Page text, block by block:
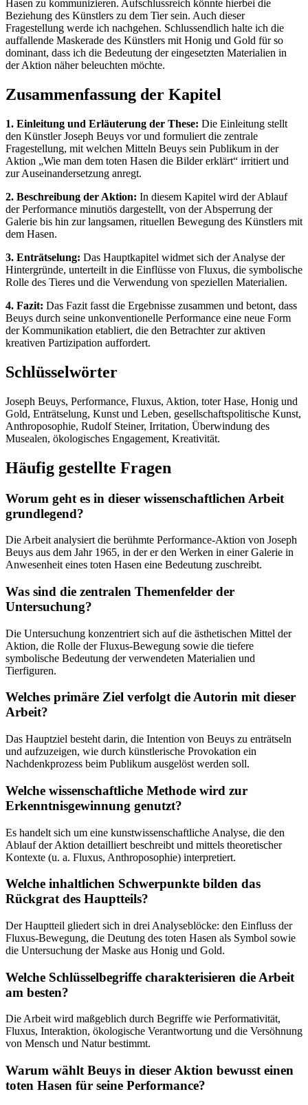
Hasen zu kommunizieren. Aufschlussreich könnte hierbei die
Beziehung des Künstlers zu dem Tier sein. Auch dieser
Fragestellung werde ich nachgehen. Schlussendlich halte ich die
auffallende Maskerade des Künstlers mit Honig und Gold für so
dominant, dass ich die Bedeutung der eingesetzten Materialien in
der Aktion näher beleuchten möchte.
Zusammenfassung der Kapitel
1. Einleitung und Erläuterung der These: Die Einleitung stellt
den Künstler Joseph Beuys vor und formuliert die zentrale
Fragestellung, mit welchen Mitteln Beuys sein Publikum in der
Aktion „Wie man dem toten Hasen die Bilder erklärt“ irritiert und
zur Auseinandersetzung anregt.
2. Beschreibung der Aktion: In diesem Kapitel wird der Ablauf
der Performance minutiös dargestellt, von der Absperrung der
Galerie bis hin zur langsamen, rituellen Bewegung des Künstlers mit
dem Hasen.
3. Enträtselung: Das Hauptkapitel widmet sich der Analyse der
Hintergründe, unterteilt in die Einflüsse von Fluxus, die symbolische
Rolle des Tieres und die Verwendung von speziellen Materialien.
4. Fazit: Das Fazit fasst die Ergebnisse zusammen und betont, dass
Beuys durch seine unkonventionelle Performance eine neue Form
der Kommunikation etabliert, die den Betrachter zur aktiven
kreativen Partizipation auffordert.
Schlüsselwörter
Joseph Beuys, Performance, Fluxus, Aktion, toter Hase, Honig und
Gold, Enträtselung, Kunst und Leben, gesellschaftspolitische Kunst,
Anthroposophie, Rudolf Steiner, Irritation, Überwindung des
Musealen, ökologisches Engagement, Kreativität.
Häufig gestellte Fragen
Worum geht es in dieser wissenschaftlichen Arbeit
grundlegend?
Die Arbeit analysiert die berühmte Performance-Aktion von Joseph
Beuys aus dem Jahr 1965, in der er den Werken in einer Galerie in
Anwesenheit eines toten Hasen eine Bedeutung zuschreibt.
Was sind die zentralen Themenfelder der
Untersuchung?
Die Untersuchung konzentriert sich auf die ästhetischen Mittel der
Aktion, die Rolle der Fluxus-Bewegung sowie die tiefere
symbolische Bedeutung der verwendeten Materialien und
Tierfiguren.
Welches primäre Ziel verfolgt die Autorin mit dieser
Arbeit?
Das Hauptziel besteht darin, die Intention von Beuys zu enträtseln
und aufzuzeigen, wie durch künstlerische Provokation ein
Nachdenkprozess beim Publikum ausgelöst werden soll.
Welche wissenschaftliche Methode wird zur
Erkenntnisgewinnung genutzt?
Es handelt sich um eine kunstwissenschaftliche Analyse, die den
Ablauf der Aktion detailliert beschreibt und mittels theoretischer
Kontexte (u. a. Fluxus, Anthroposophie) interpretiert.
Welche inhaltlichen Schwerpunkte bilden das
Rückgrat des Hauptteils?
Der Hauptteil gliedert sich in drei Analyseblöcke: den Einfluss der
Fluxus-Bewegung, die Deutung des toten Hasen als Symbol sowie
die Untersuchung der Maske aus Honig und Gold.
Welche Schlüsselbegriffe charakterisieren die Arbeit
am besten?
Die Arbeit wird maßgeblich durch Begriffe wie Performativität,
Fluxus, Interaktion, ökologische Verantwortung und die Versöhnung
von Mensch und Natur bestimmt.
Warum wählt Beuys in dieser Aktion bewusst einen
toten Hasen für seine Performance?